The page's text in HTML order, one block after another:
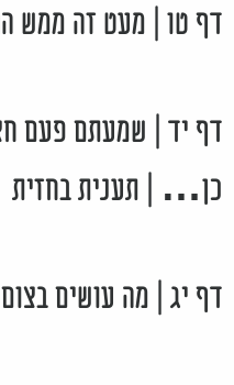
דף טו | מעט זה ממש
דף יד | שמעתם פעם
כן… | תענית בחזית
דף יג | מה עושים